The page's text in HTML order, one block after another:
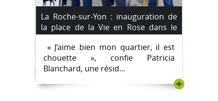
La Roche-sur-Yon : inauguration de
la place de la Vie en Rose dans le
quartier de la Vigne-aux-Roses
« J’aime bien mon quartier, il est
chouette », confie Patricia
Blanchard, une résid...
+